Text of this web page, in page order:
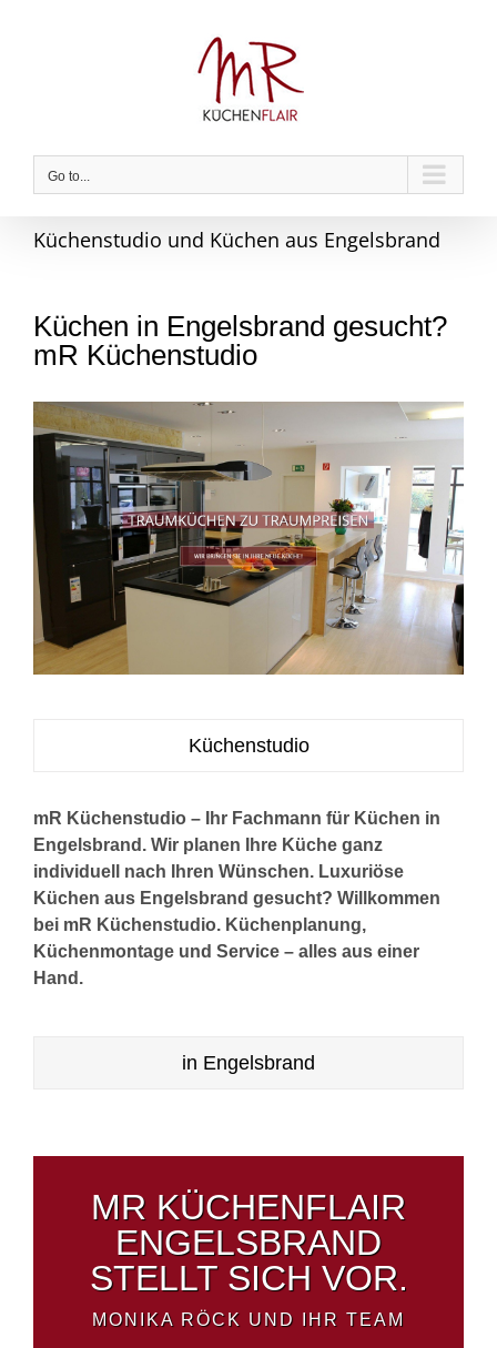
Go to...
Küchenstudio und Küchen aus Engelsbrand
Küchen in Engelsbrand gesucht?
mR Küchenstudio
Küchenstudio
mR Küchenstudio – Ihr Fachmann für Küchen in
Engelsbrand. Wir planen Ihre Küche ganz
individuell nach Ihren Wünschen. Luxuriöse
Küchen aus Engelsbrand gesucht? Willkommen
bei mR Küchenstudio. Küchenplanung,
Küchenmontage und Service – alles aus einer
Hand.
in Engelsbrand
MR KÜCHENFLAIR
ENGELSBRAND
STELLT SICH VOR.
MONIKA RÖCK UND IHR TEAM